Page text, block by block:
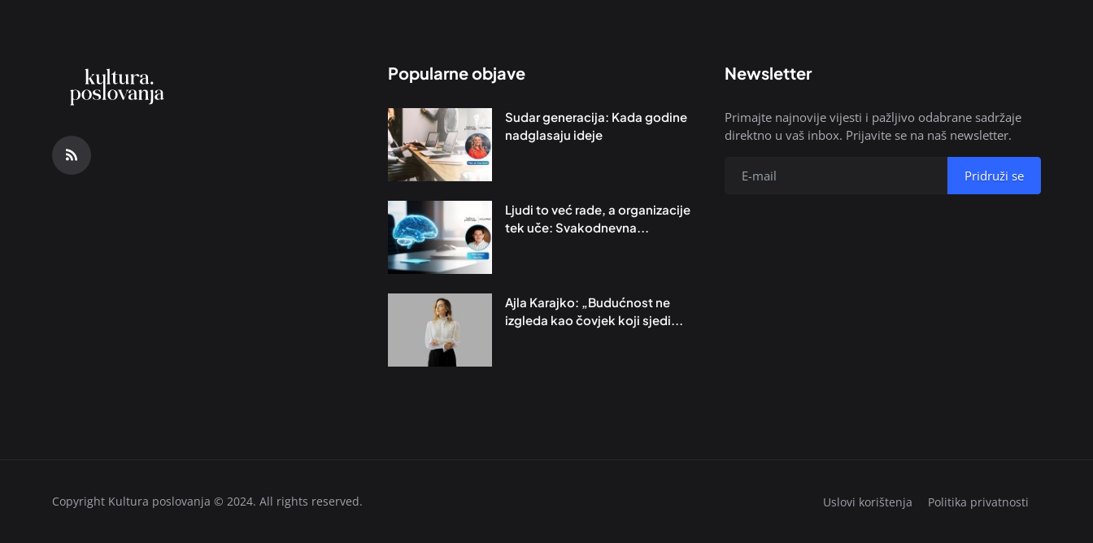
Popularne objave
Sudar generacija: Kada godine
nadglasaju ideje
Ljudi to već rade, a organizacije
tek uče: Svakodnevna...
Ajla Karajko: „Budućnost ne
izgleda kao čovjek koji sjedi...
Newsletter
Primajte najnovije vijesti i pažljivo odabrane sadržaje
direktno u vaš inbox. Prijavite se na naš newsletter.
Pridruži se
Copyright Kultura poslovanja © 2024. All rights reserved. Uslovi korištenja Politika privatnosti